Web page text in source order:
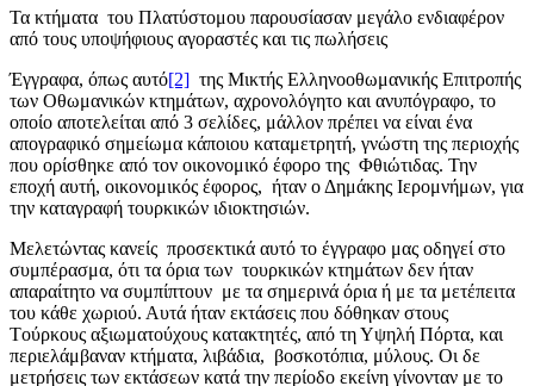
Τα κτήματα του Πλατύστομου παρουσίασαν μεγάλο ενδιαφέρον
από τους υποψήφιους αγοραστές και τις πωλήσεις
Έγγραφα, όπως αυτό[2] της Μικτής Ελληνοοθωμανικής Επιτροπής
των Οθωμανικών κτημάτων, αχρονολόγητο και ανυπόγραφο, το
οποίο αποτελείται από 3 σελίδες, μάλλον πρέπει να είναι ένα
απογραφικό σημείωμα κάποιου καταμετρητή, γνώστη της περιοχής
που ορίσθηκε από τον οικονομικό έφορο της Φθιώτιδας. Την
εποχή αυτή, οικονομικός έφορος, ήταν ο Δημάκης Ιερομνήμων, για
την καταγραφή τουρκικών ιδιοκτησιών.
Μελετώντας κανείς προσεκτικά αυτό το έγγραφο μας οδηγεί στο
συμπέρασμα, ότι τα όρια των τουρκικών κτημάτων δεν ήταν
απαραίτητο να συμπίπτουν με τα σημερινά όρια ή με τα μετέπειτα
του κάθε χωριού. Αυτά ήταν εκτάσεις που δόθηκαν στους
Tούρκους αξιωματούχους κατακτητές, από τη Υψηλή Πόρτα, και
περιελάμβαναν κτήματα, λιβάδια, βοσκοτόπια, μύλους. Οι δε
μετρήσεις των εκτάσεων κατά την περίοδο εκείνη γίνονταν με το